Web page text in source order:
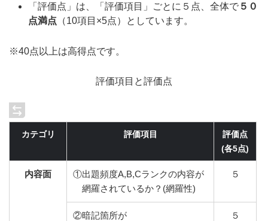
「評価点」は、「評価項目」ごとに５点、全体で ５０
点満点 （10項目×5点）としています。
※40点以上は高得点です。
評価項目と評価点
カテゴリ 評価項目
評価点
(各5点)
内容面
①出題頻度A,B,Cランクの内容が
網羅されているか？(網羅性)
５
②暗記箇所が
５